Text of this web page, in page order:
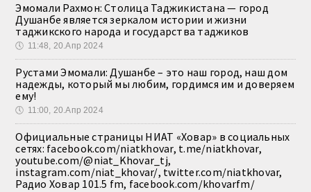
Эмомали Рахмон: Столица Таджикистана — город
Душанбе является зеркалом истории и жизни
таджикского народа и государства таджиков
🕔 11:48, 20.Апр 2024
Рустами Эмомали: Душанбе – это наш город, наш дом
надежды, который мы любим, гордимся им и доверяем
ему!
🕔 11:00, 20.Апр 2024
Официальные страницы НИАТ «Ховар» в социальных
сетях: facebook.com/niatkhovar, t.me/niatkhovar,
youtube.com/@niat_Khovar_tj,
instagram.com/niat_khovar/, twitter.com/niatkhovar,
Радио Ховар 101.5 fm, facebook.com/khovarfm/